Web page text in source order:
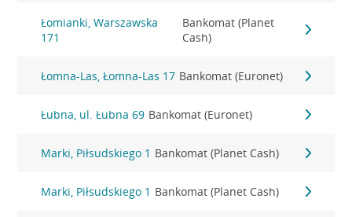
Łomianki, Warszawska
171
Bankomat (Planet
Cash)
Łomna-Las, Łomna-Las 17 Bankomat (Euronet)
Łubna, ul. Łubna 69 Bankomat (Euronet)
Marki, Piłsudskiego 1 Bankomat (Planet Cash)
Marki, Piłsudskiego 1 Bankomat (Planet Cash)